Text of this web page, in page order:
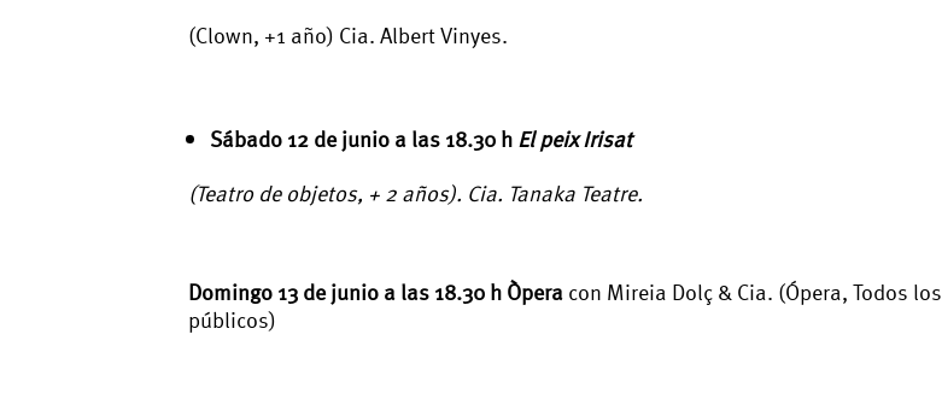
(Clown, +1 año) Cia. Albert Vinyes.
Sábado 12 de junio a las 18.30 h El peix Irisat
(Teatro de objetos, + 2 años). Cia. Tanaka Teatre.
Domingo 13 de junio a las 18.30 h Òpera con Mireia Dolç & Cia. (Ópera, Todos los
públicos)